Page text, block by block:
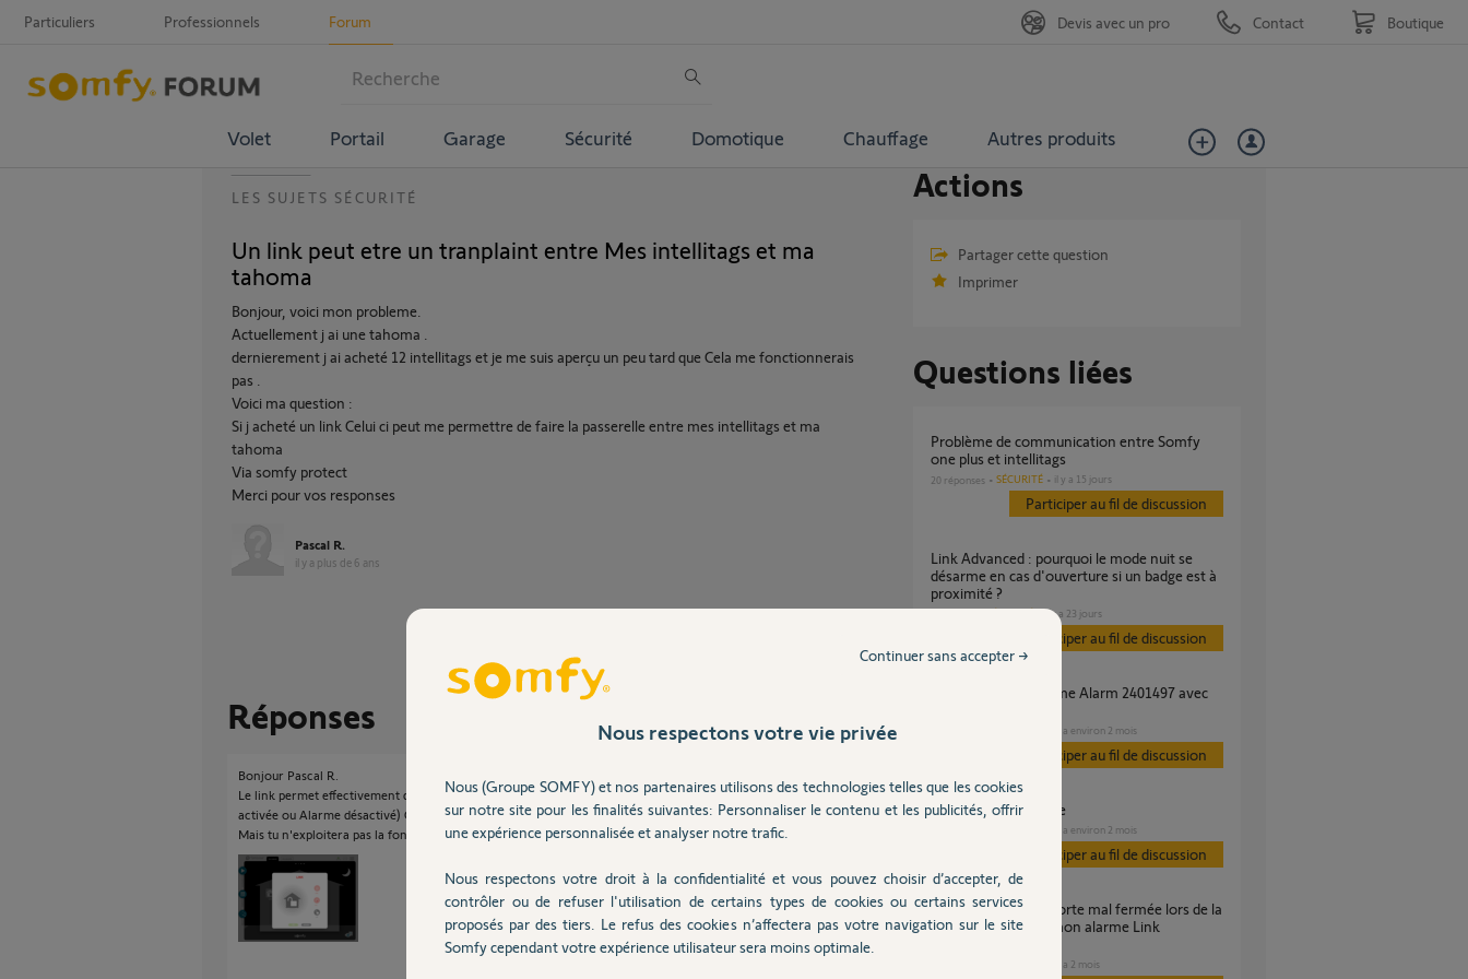
Particuliers Professionnels Forum
Volet Portail Garage Sécurité Domotique Chauffage Autres produits
Devis avec un pro Contact Boutique
LES SUJETS SÉCURITÉ
Un link peut etre un tranplaint entre Mes intellitags et ma
tahoma
Bonjour, voici mon probleme.
Actuellement j ai une tahoma .
dernierement j ai acheté 12 intellitags et je me suis aperçu un peu tard que Cela me fonctionnerais
pas .
Voici ma question :
Si j acheté un link Celui ci peut me permettre de faire la passerelle entre mes intellitags et ma
tahoma
Via somfy protect
Merci pour vos responses
Pascal R.
il y a plus de 6 ans
Participer au fil de discussion
Réponses
Bonjour Pascal R.
Le link permet effectivement de s'interfacer avec Tahoma pour voir l'état du Link (Alarme
activée ou Alarme désactivé) Comme sur la photo
Mais tu n'exploitera pas la fonction alarme de la Tahoma.
Actions
Partager cette question
Imprimer
Questions liées
Problème de communication entre Somfy
one plus et intellitags
20 réponses SÉCURITÉ il y a 15 jours
Participer au fil de discussion
Link Advanced : pourquoi le mode nuit se
désarme en cas d'ouverture si un badge est à
proximité ?
SÉCURITÉ il y a 23 jours
Participer au fil de discussion
il y a environ 2 mois
Participer au fil de discussion
Intellitag hors portée
il y a environ 2 mois
Participer au fil de discussion
Notification d'une porte mal fermée lors de la
mise en service de mon alarme Link
il y a 2 mois
Nous respectons votre vie privée
Nous (Groupe SOMFY) et nos partenaires utilisons des technologies telles que les cookies
sur notre site pour les finalités suivantes: Personnaliser le contenu et les publicités, offrir
une expérience personnalisée et analyser notre trafic.
Nous respectons votre droit à la confidentialité et vous pouvez choisir d’accepter, de
contrôler ou de refuser l'utilisation de certains types de cookies ou certains services
proposés par des tiers. Le refus des cookies n’affectera pas votre navigation sur le site
Somfy cependant votre expérience utilisateur sera moins optimale.
Continuer sans accepter →